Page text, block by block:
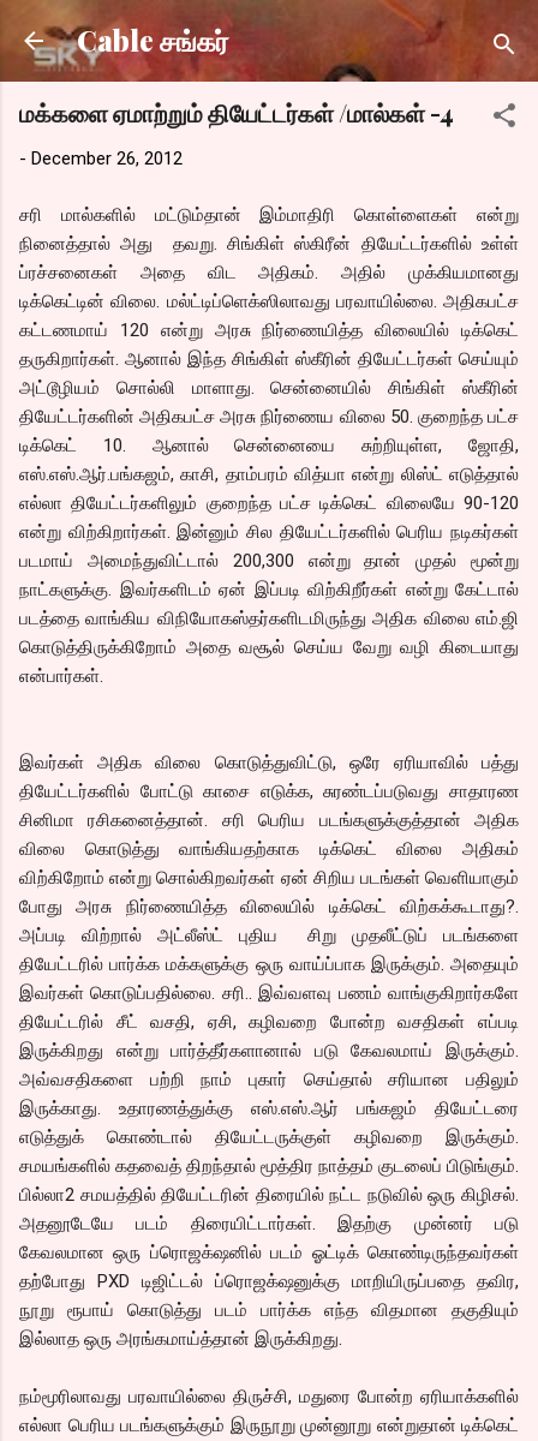
Skip to main content
Cable சங்கர்
மக்களை ஏமாற்றும் தியேட்டர்கள் /மால்கள் -4
- December 26, 2012
சரி மால்களில் மட்டும்தான் இம்மாதிரி கொள்ளைகள் என்று
நினைத்தால் அது தவறு. சிங்கிள் ஸ்கிரீன் தியேட்டர்களில் உள்ள்
ப்ரச்சனைகள் அதை விட அதிகம். அதில் முக்கியமானது
டிக்கெட்டின் விலை. மல்ட்டிப்ளெக்ஸிலாவது பரவாயில்லை. அதிகபட்ச
கட்டணமாய் 120 என்று அரசு நிர்ணையித்த விலையில் டிக்கெட்
தருகிறார்கள். ஆனால் இந்த சிங்கிள் ஸ்கீரின் தியேட்டர்கள் செய்யும்
அட்டூழியம் சொல்லி மாளாது. சென்னையில் சிங்கிள் ஸ்கீரின்
தியேட்டர்களின் அதிகபட்ச அரசு நிர்ணைய விலை 50. குறைந்த பட்ச
டிக்கெட் 10. ஆனால் சென்னையை சுற்றியுள்ள, ஜோதி,
எஸ்.எஸ்.ஆர்.பங்கஜம், காசி, தாம்பரம் வித்யா என்று லிஸ்ட் எடுத்தால்
எல்லா தியேட்டர்களிலும் குறைந்த பட்ச டிக்கெட் விலையே 90-120
என்று விற்கிறார்கள். இன்னும் சில தியேட்டர்களில் பெரிய நடிகர்கள்
படமாய் அமைந்துவிட்டால் 200,300 என்று தான் முதல் மூன்று
நாட்களுக்கு. இவர்களிடம் ஏன் இப்படி விற்கிறீர்கள் என்று கேட்டால்
படத்தை வாங்கிய விநியோகஸ்தர்களிடமிருந்து அதிக விலை எம்.ஜி
கொடுத்திருக்கிறோம் அதை வசூல் செய்ய வேறு வழி கிடையாது
என்பார்கள்.
இவர்கள் அதிக விலை கொடுத்துவிட்டு, ஒரே ஏரியாவில் பத்து
தியேட்டர்களில் போட்டு காசை எடுக்க, சுரண்டப்படுவது சாதாரண
சினிமா ரசிகனைத்தான். சரி பெரிய படங்களுக்குத்தான் அதிக
விலை கொடுத்து வாங்கியதற்காக டிக்கெட் விலை அதிகம்
விற்கிறோம் என்று சொல்கிறவர்கள் ஏன் சிறிய படங்கள் வெளியாகும்
போது அரசு நிர்ணையித்த விலையில் டிக்கெட் விற்கக்கூடாது?.
அப்படி விற்றால் அட்லீஸ்ட் புதிய சிறு முதலீட்டுப் படங்களை
தியேட்டரில் பார்க்க மக்களுக்கு ஒரு வாய்ப்பாக இருக்கும். அதையும்
இவர்கள் கொடுப்பதில்லை. சரி.. இவ்வளவு பணம் வாங்குகிறார்களே
தியேட்டரில் சீட் வசதி, ஏசி, கழிவறை போன்ற வசதிகள் எப்படி
இருக்கிறது என்று பார்த்தீர்களானால் படு கேவலமாய் இருக்கும்.
அவ்வசதிகளை பற்றி நாம் புகார் செய்தால் சரியான பதிலும்
இருக்காது. உதாரணத்துக்கு எஸ்.எஸ்.ஆர் பங்கஜம் தியேட்டரை
எடுத்துக் கொண்டால் தியேட்டருக்குள் கழிவறை இருக்கும்.
சமயங்களில் கதவைத் திறந்தால் மூத்திர நாத்தம் குடலைப் பிடுங்கும்.
பில்லா2 சமயத்தில் தியேட்டரின் திரையில் நட்ட நடுவில் ஒரு கிழிசல்.
அதனூடேயே படம் திரையிட்டார்கள். இதற்கு முன்னர் படு
கேவலமான ஒரு ப்ரொஜக்‌ஷனில் படம் ஓட்டிக் கொண்டிருந்தவர்கள்
தற்போது PXD டிஜிட்டல் ப்ரொஜக்‌ஷனுக்கு மாறியிருப்பதை தவிர,
நூறு ரூபாய் கொடுத்து படம் பார்க்க எந்த விதமான தகுதியும்
இல்லாத ஒரு அரங்கமாய்த்தான் இருக்கிறது.
நம்மூரிலாவது பரவாயில்லை திருச்சி, மதுரை போன்ற ஏரியாக்களில்
எல்லா பெரிய படங்களுக்கும் இருநூறு முன்னூறு என்றுதான் டிக்கெட்